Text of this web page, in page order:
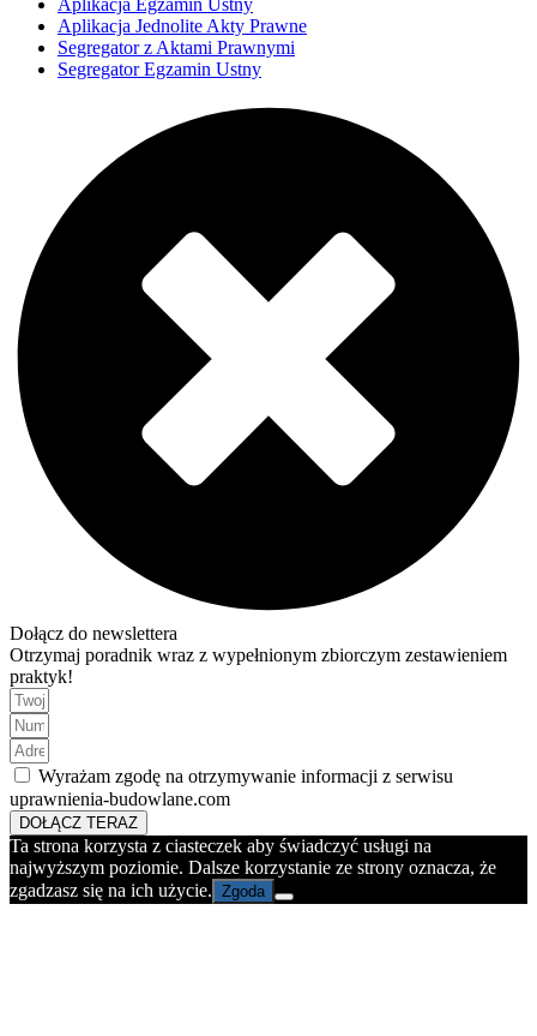
Aplikacja Egzamin Ustny
Aplikacja Jednolite Akty Prawne
Segregator z Aktami Prawnymi
Segregator Egzamin Ustny
Dołącz do newslettera
Otrzymaj poradnik wraz z wypełnionym zbiorczym zestawieniem
praktyk!
Wyrażam zgodę na otrzymywanie informacji z serwisu
uprawnienia-budowlane.com
DOŁĄCZ TERAZ
Ta strona korzysta z ciasteczek aby świadczyć usługi na
najwyższym poziomie. Dalsze korzystanie ze strony oznacza, że
zgadzasz się na ich użycie. Zgoda